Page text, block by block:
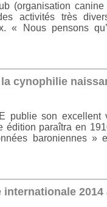
(organisation
activités très
« Nous pensons
cynophilie
publie son
édition paraîtra en
baroniennes »
2014